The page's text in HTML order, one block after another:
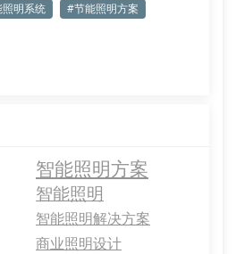
明系统 #节能照明方案
智能照明方案
智能照明
智能照明解决方案
商业照明设计